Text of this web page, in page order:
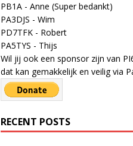
PB1A - Anne (Super bedankt)
PA3DJS - Wim
PD7TFK - Robert
PA5TYS - Thijs
Wil jij ook een sponsor zijn van
dat kan gemakkelijk en veilig via
RECENT POSTS